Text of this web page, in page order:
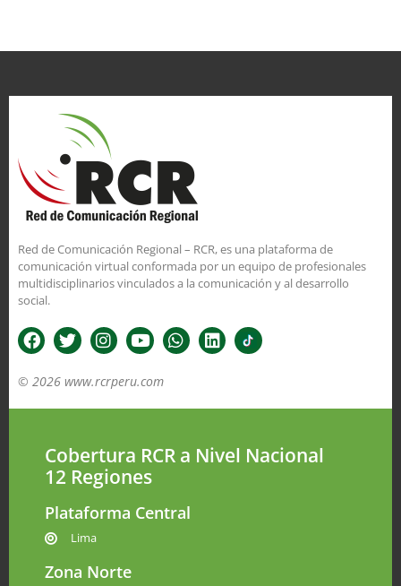
Red de Comunicación Regional – RCR, es una plataforma de
comunicación virtual conformada por un equipo de profesionales
multidisciplinarios vinculados a la comunicación y al desarrollo
social.
© 2026 www.rcrperu.com
Cobertura RCR a Nivel Nacional
12 Regiones
Plataforma Central
Lima
Zona Norte